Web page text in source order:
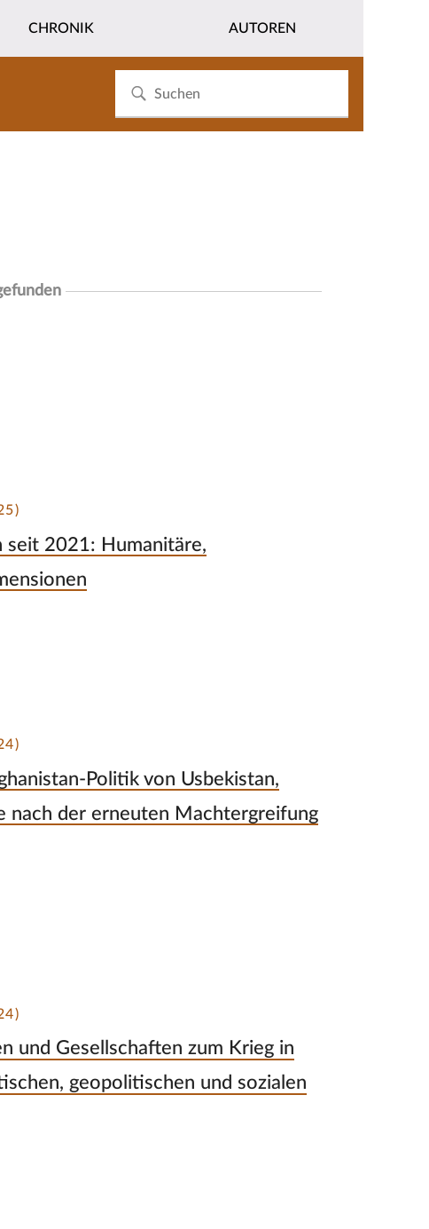
CHRONIK AUTOREN
seit 2021: Humanitäre,
Politik von Usbekistan,
nach der erneuten Machtergreifung
und Gesellschaften zum Krieg in
geopolitischen und sozialen